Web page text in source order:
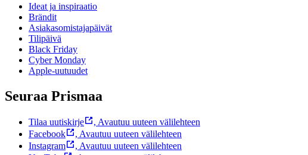
Ideat ja inspiraatio
Brändit
Asiakasomistajapäivät
Tilipäivä
Black Friday
Cyber Monday
Apple-uutuudet
Seuraa Prismaa
Tilaa uutiskirje , Avautuu uuteen välilehteen
Facebook
, Avautuu uuteen välilehteen
Instagram
, Avautuu uuteen välilehteen